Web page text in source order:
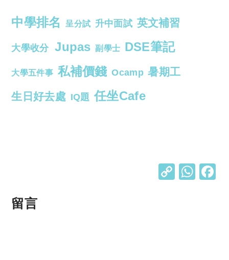
中學排名 呈分試 升中面試 英文補習
大學收分 Jupas 副學士 DSE筆記
大學五件事 私補價錢 Ocamp 暑期工
生日好去處 IQ題 任坐Cafe
C W
留言